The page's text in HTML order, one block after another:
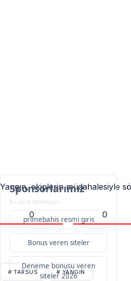
Sponsorlarımız
Bu içerik destekçileri
primebahis resmi giris
Bonus veren siteler
Deneme bonusu veren
siteler 2026
Yangın, ekiplerin müdahalesiyle
0 0
# TARSUS # YANGIN